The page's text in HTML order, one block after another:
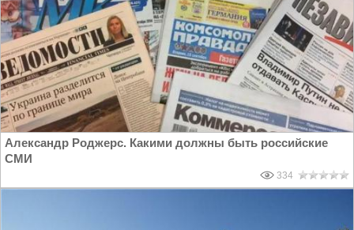
Александр Роджерс. Какими должны быть российские
СМИ
334